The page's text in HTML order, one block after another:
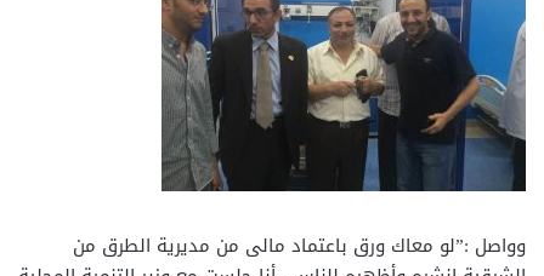
وواصل :”لو معاك ورق باعتماد مالى من مديرية الطرق من